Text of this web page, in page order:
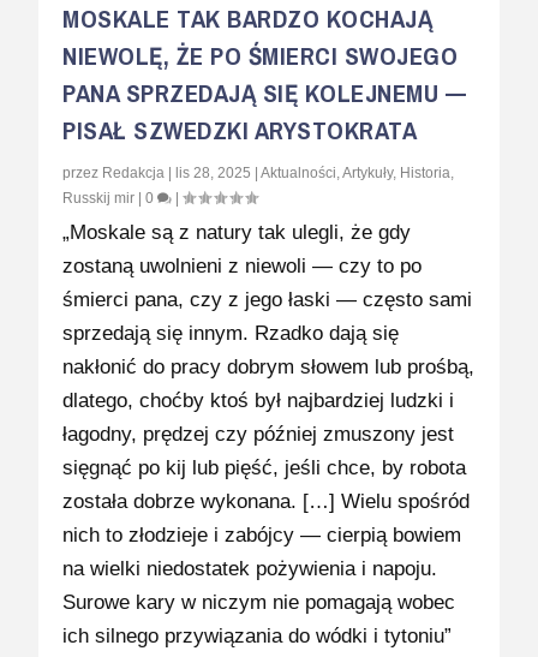
MOSKALE TAK BARDZO KOCHAJĄ
NIEWOLĘ, ŻE PO ŚMIERCI SWOJEGO
PANA SPRZEDAJĄ SIĘ KOLEJNEMU —
PISAŁ SZWEDZKI ARYSTOKRATA
przez Redakcja lis 28, 2025 |Aktualności,Artykuły, Historia,
Russkij mir |0 |
„Moskale są z natury tak ulegli, że gdy
zostaną uwolnieni z niewoli — czy to po
śmierci pana, czy z jego łaski — często sami
sprzedają się innym. Rzadko dają się
nakłonić do pracy dobrym słowem lub prośbą,
dlatego, choćby ktoś był najbardziej ludzki i
łagodny, prędzej czy później zmuszony jest
sięgnąć po kij lub pięść, jeśli chce, by robota
została dobrze wykonana. […] Wielu spośród
nich to złodzieje i zabójcy — cierpią bowiem
na wielki niedostatek pożywienia i napoju.
Surowe kary w niczym nie pomagają wobec
ich silnego przywiązania do wódki i tytoniu”